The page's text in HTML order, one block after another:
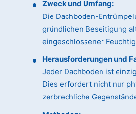
Zweck und Umfang:
Die Dachboden-
gründlichen Beseitigung
eingeschlossener
Herausforderungen und
Jeder Dachboden ist
Dies erfordert nicht nur
zerbrechliche